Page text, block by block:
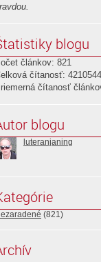
blogu
článkov: 821
čítanosť:
čítanosť
blogu
luteranjaning
(821)